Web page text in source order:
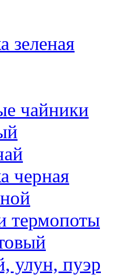
зеленая
чайники
черная
термопоты
улун, пуэр